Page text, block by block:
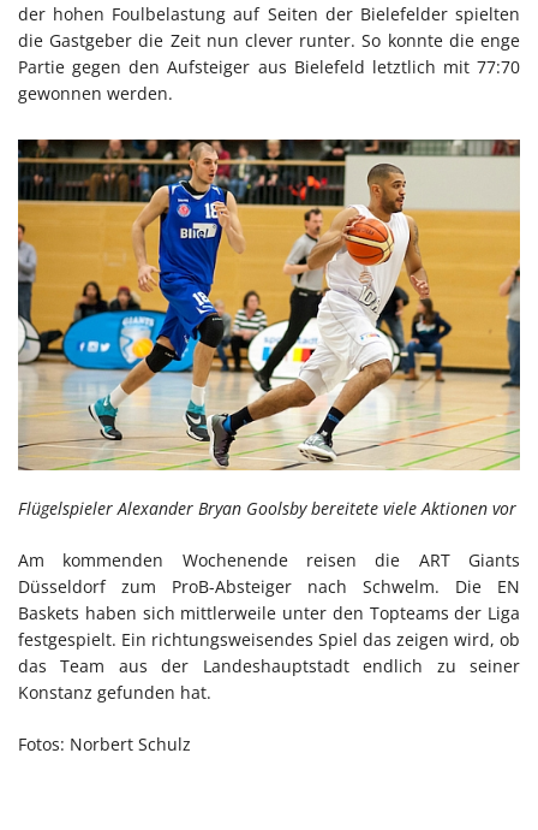
der hohen Foulbelastung auf Seiten der Bielefelder spielten
die Gastgeber die Zeit nun clever runter. So konnte die enge
Partie gegen den Aufsteiger aus Bielefeld letztlich mit 77:70
gewonnen werden.
Flügelspieler Alexander Bryan Goolsby bereitete viele Aktionen vor
Am kommenden Wochenende reisen die ART Giants
Düsseldorf zum ProB-Absteiger nach Schwelm. Die EN
Baskets haben sich mittlerweile unter den Topteams der Liga
festgespielt. Ein richtungsweisendes Spiel das zeigen wird, ob
das Team aus der Landeshauptstadt endlich zu seiner
Konstanz gefunden hat.
Fotos: Norbert Schulz